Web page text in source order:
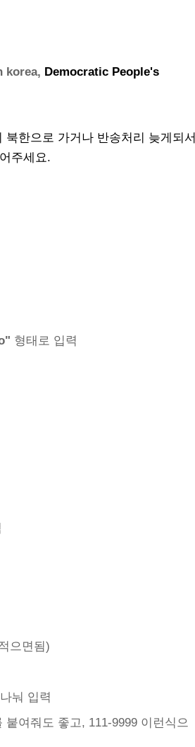
korea, Democratic People's
한으로 가거나 반송처리 늦게되서
주세요.
형태로 입력
으면됨)
눠 입력
여줘도 좋고, 111-9999 이런식으